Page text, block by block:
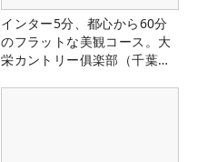
インター5分、都心から60分
のフラットな美観コース。大
栄カントリー俱楽部（千葉